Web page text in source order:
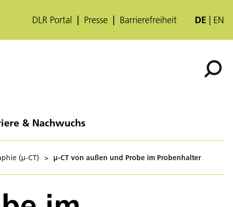
DLR Portal Presse Barrierefreiheit DE EN
& Nachwuchs
(µ-CT) > µ-CT von außen und Probe im Probenhalter